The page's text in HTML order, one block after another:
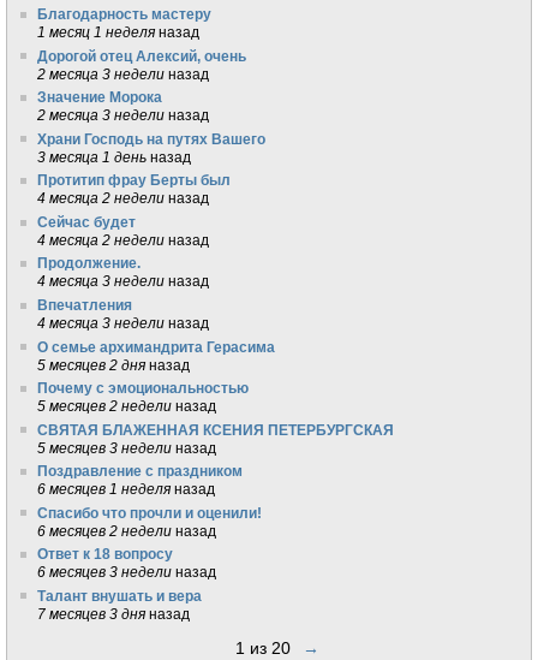
Благодарность мастеру
1 месяц 1 неделя назад
Дорогой отец Алексий, очень
2 месяца 3 недели назад
Значение Морока
2 месяца 3 недели назад
Храни Господь на путях Вашего
3 месяца 1 день назад
Протитип фрау Берты был
4 месяца 2 недели назад
Сейчас будет
4 месяца 2 недели назад
Продолжение.
4 месяца 3 недели назад
Впечатления
4 месяца 3 недели назад
О семье архимандрита Герасима
5 месяцев 2 дня назад
Почему с эмоциональностью
5 месяцев 2 недели назад
СВЯТАЯ БЛАЖЕННАЯ КСЕНИЯ ПЕТЕРБУРГСКАЯ
5 месяцев 3 недели назад
Поздравление с праздником
6 месяцев 1 неделя назад
Спасибо что прочли и оценили!
6 месяцев 2 недели назад
Ответ к 18 вопросу
6 месяцев 3 недели назад
Талант внушать и вера
7 месяцев 3 дня назад
1 из 20 →